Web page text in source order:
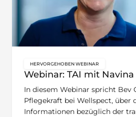
Webinar: TAI mit Navina
key:global.content-type:
HERVORGEHOBEN WEBINAR
In diesem Webinar spricht Bev
Pflegekraft bei Wellspect, über
Informationen bezüglich der